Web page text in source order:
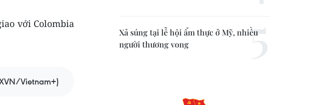
với Colombia
Vietnam+)
Xả súng tại lễ hội ẩm thực ở Mỹ, nhiều
người thương vong